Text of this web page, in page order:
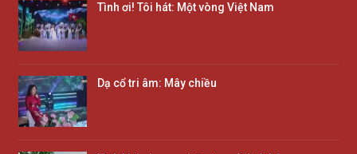
Tình ơi! Tôi hát: Một vòng Việt Nam
Dạ cổ tri âm: Mây chiều